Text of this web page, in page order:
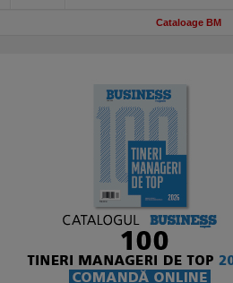
Cataloage BM